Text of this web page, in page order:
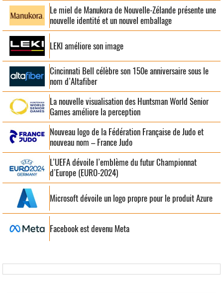
Le miel de Manukora de Nouvelle-Zélande présente une
nouvelle identité et un nouvel emballage
LEKI améliore son image
Cincinnati Bell célèbre son 150e anniversaire sous le
nom d’Altafiber
La nouvelle visualisation des Huntsman World Senior
Games améliore la perception
Nouveau logo de la Fédération Française de Judo et
nouveau nom – France Judo
L’UEFA dévoile l’emblème du futur Championnat
d’Europe (EURO-2024)
Microsoft dévoile un logo propre pour le produit Azure
Facebook est devenu Meta